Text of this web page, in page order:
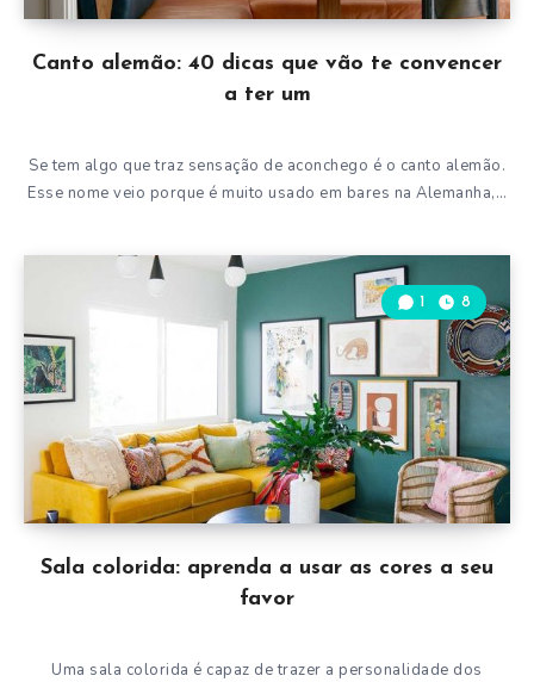
Canto alemão: 40 dicas que vão te convencer
a ter um
Se tem algo que traz sensação de aconchego é o canto alemão.
Esse nome veio porque é muito usado em bares na Alemanha,…
Sala colorida: aprenda a usar as cores a seu
favor
1 8
Uma sala colorida é capaz de trazer a personalidade dos